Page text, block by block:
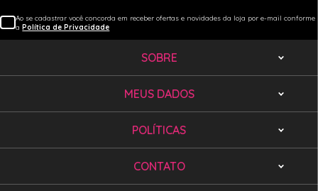
Ao se cadastrar você concorda em receber ofertas e novidades da loja por e-mail conforme
aPolítica de Privacidade
SOBRE
MEUS DADOS
POLÍTICAS
CONTATO